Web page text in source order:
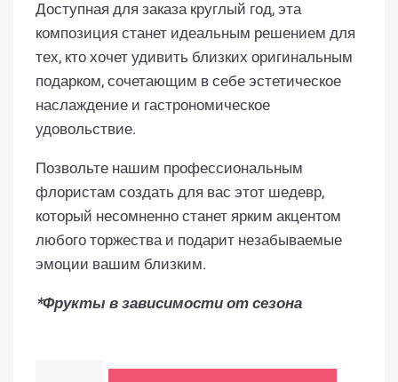
Доступная для заказа круглый год, эта
композиция станет идеальным решением для
тех, кто хочет удивить близких оригинальным
подарком, сочетающим в себе эстетическое
наслаждение и гастрономическое
удовольствие.
Позвольте нашим профессиональным
флористам создать для вас этот шедевр,
который несомненно станет ярким акцентом
любого торжества и подарит незабываемые
эмоции вашим близким.
*Фрукты в зависимости от сезона